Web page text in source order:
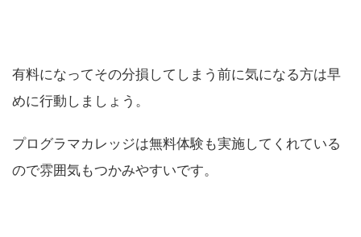
有料になってその分損してしまう前に気になる方は早
めに行動しましょう。
プログラマカレッジは無料体験も実施してくれている
ので雰囲気もつかみやすいです。